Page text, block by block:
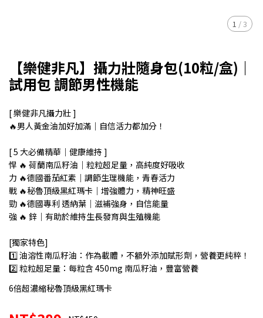
1 /3
【樂健非凡】攝力壯隨身包(10粒/盒)｜
試用包 調節男性機能
[ 樂健非凡攝力壯 ]
🔥男人黃金油加好加滿｜自信活力都加分！
[ 5 大必備精華｜健康維持 ]
悍 🔥 荷蘭南瓜籽油｜粒粒超足量，高純度好吸收
力 🔥德國番茄紅素｜調節生理機能，青春活力
戰 🔥秘魯頂級黑紅瑪卡｜增強體力，精神旺盛
勁 🔥德國專利 透納葉｜滋補強身，自信能量
強 🔥 鋅｜有助於維持生長發育與生殖機能
[獨家特色]
1️⃣ 油溶性南瓜籽油：作為載體，不額外添加賦形劑，營養更純粹！
2️⃣ 粒粒超足量：每粒含 450mg 南瓜籽油，豐富營養
6倍超濃縮秘魯頂級黑紅瑪卡